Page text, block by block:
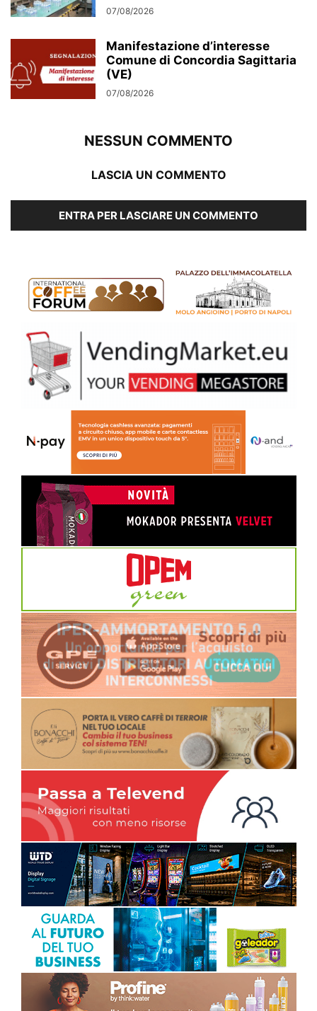
07/08/2026
Manifestazione d’interesse
Comune di Concordia Sagittaria
(VE)
07/08/2026
NESSUN COMMENTO
LASCIA UN COMMENTO
ENTRA PER LASCIARE UN COMMENTO